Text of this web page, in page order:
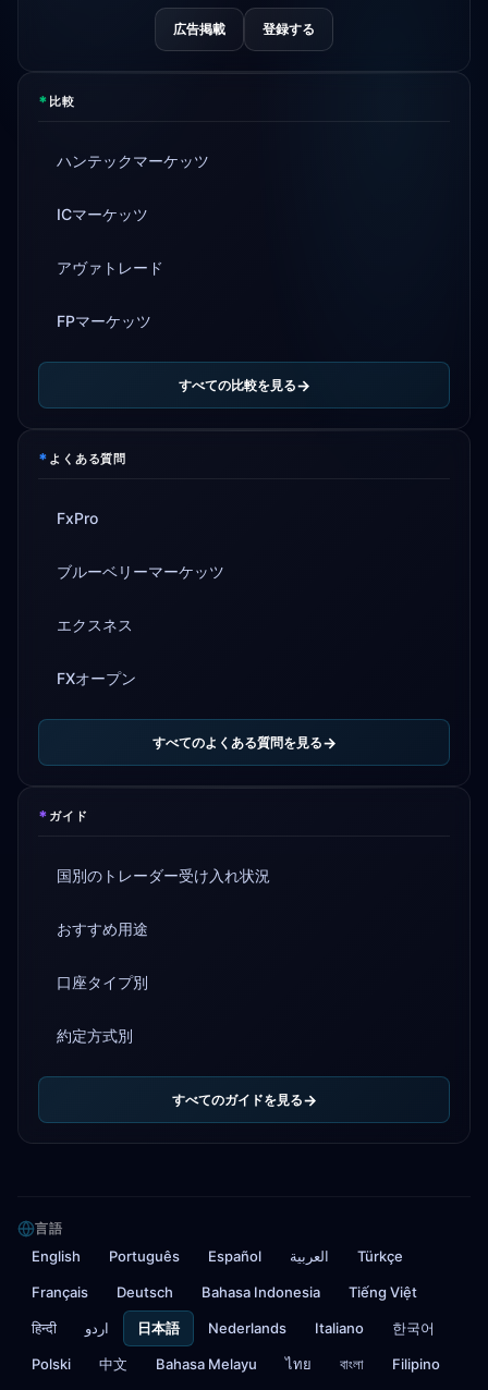
広告掲載 登録する
* 比較
ハンテックマーケッツ
ICマーケッツ
アヴァトレード
FPマーケッツ
すべての比較を見る
* よくある質問
FxPro
ブルーベリーマーケッツ
エクスネス
FXオープン
すべてのよくある質問を見る
* ガイド
国別のトレーダー受け入れ状況
おすすめ用途
口座タイプ別
約定方式別
すべてのガイドを見る
言語
English Português Español العربية Türkçe
Français Deutsch Bahasa Indonesia Tiếng Việt
हिन्दी اردو 日本語 Nederlands Italiano 한국어
Polski 中文 Bahasa Melayu ไทย বাংলা Filipino